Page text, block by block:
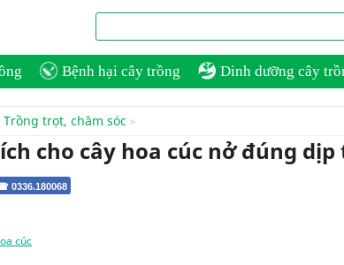
Bệnh hại cây trồng Dinh dưỡng cây
Trồng trọt, chăm sóc
cho cây hoa cúc nở đúng dịp
0336.180068
cúc